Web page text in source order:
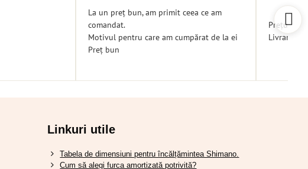
/
5
La un preț bun, am primit ceea ce am
comandat.
Motivul pentru care am cumpărat de la ei
Preț bun
Prețuri
Livrare
Linkuri utile
Tabela de dimensiuni pentru încălțămintea Shimano.
Cum să alegi furca amortizată potrivită?